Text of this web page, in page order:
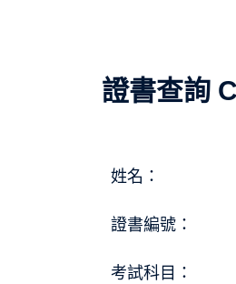
證書查詢
姓名：
證書編號：
考試科目：